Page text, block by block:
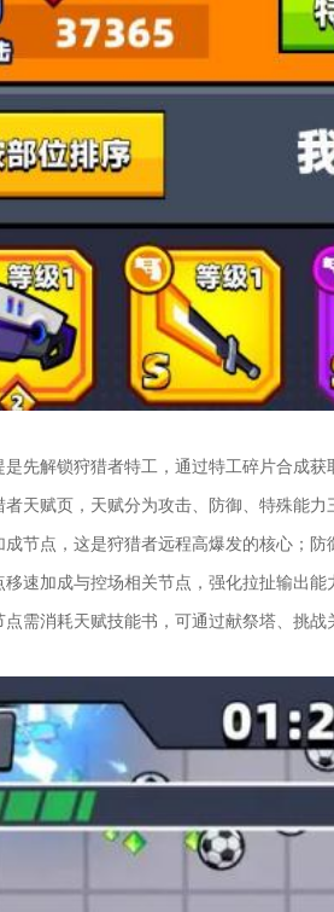
是先解锁狩猎者特工，通过特工碎片合成
天赋页，天赋分为攻击、防御、特殊能
节点，这是狩猎者远程高爆发的核心；
速加成与控场相关节点，强化拉扯输出
需消耗天赋技能书，可通过献祭塔、挑战